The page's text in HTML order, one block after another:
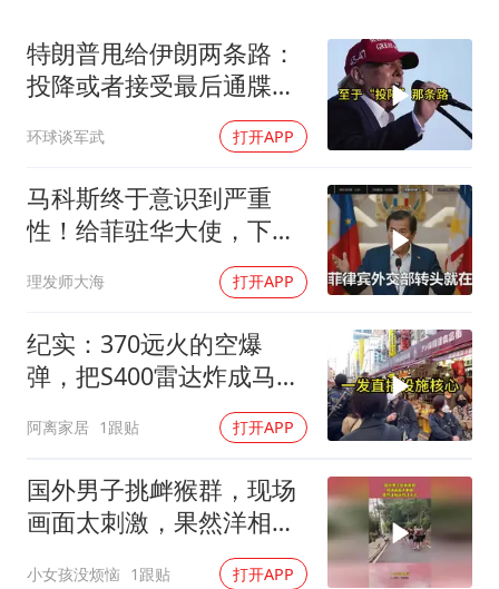
货车高速制动失灵 交警护航化险为夷
下党之路
特朗普甩给伊朗两条路：
投降或者接受最后通牒，
伊朗两条都没选，转头又
打下美军一架无人机
环球谈军武 打开APP
马科斯终于意识到严重
性！给菲驻华大使，下达
5个必须完成的任务
理发师大海 打开APP
纪实：370远火的空爆
弹，把S400雷达炸成马蜂
窝，靶标惨状让台军急眼
了
阿离家居 1跟贴 打开APP
国外男子挑衅猴群，现场
画面太刺激，果然洋相还
小女孩没烦恼 1跟贴 打开APP